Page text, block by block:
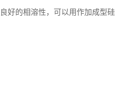
的相溶性，可以用作加成型